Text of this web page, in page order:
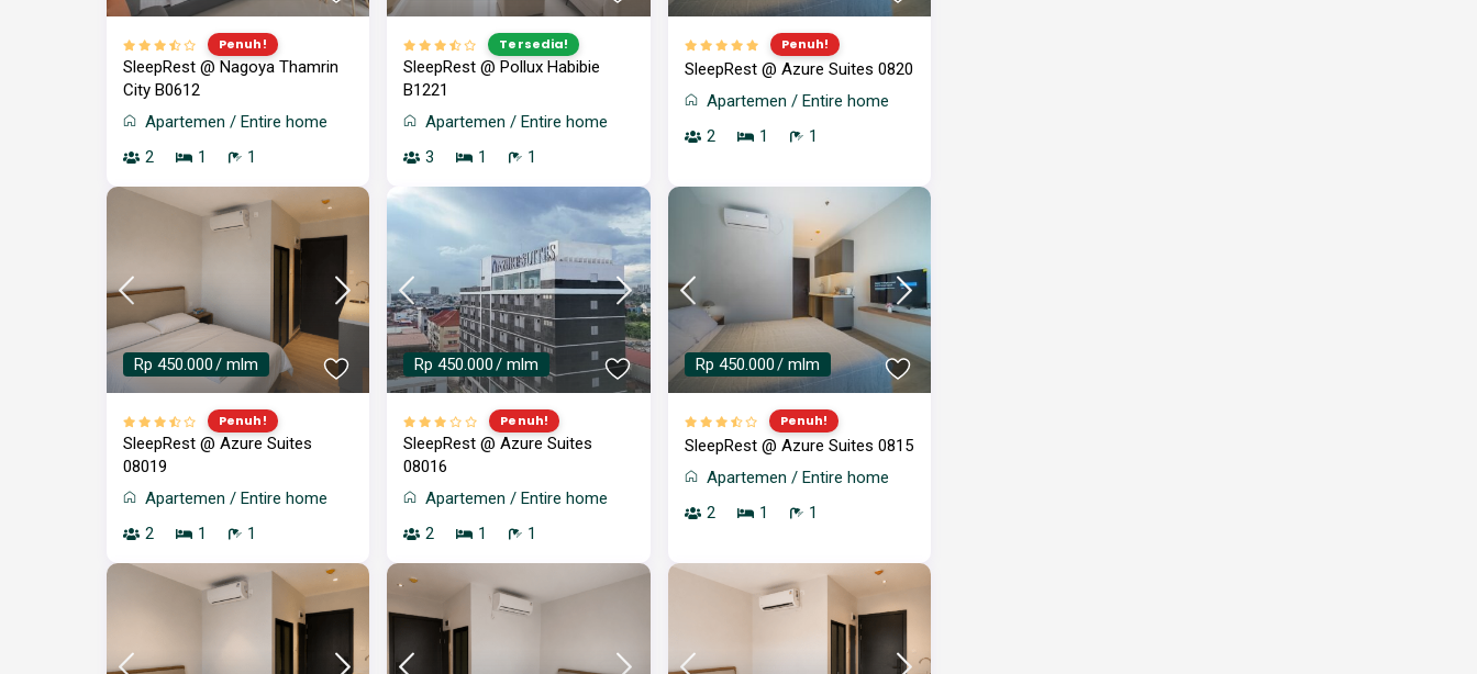
Penuh!
SleepRest @ Nagoya Thamrin
City B0612
Apartemen / Entire home
2
1 1
Tersedia!
SleepRest @ Pollux Habibie
B1221
Apartemen /Entire home
3
1 1
Penuh!
SleepRest @ Azure Suites 0820
Apartemen / Entire home
2
1 1
Rp 450.000/ mlm
Penuh!
SleepRest @ Azure Suites
08019
Apartemen / Entire home
2
1 1
Rp 450.000/ mlm
Penuh!
SleepRest @ Azure Suites
08016
Apartemen /Entire home
2
1 1
Rp 450.000/ mlm
Penuh!
SleepRest @ Azure Suites 0815
Apartemen / Entire home
2
1 1